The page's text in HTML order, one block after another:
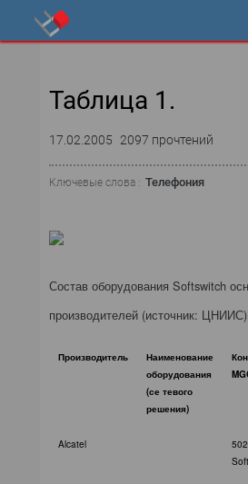
Таблица 1.
17.02.2005 2097 прочтений
Ключевые слова : Телефония
Состав оборудования Softswitch
производителей (источник:
Производитель
Наименование
оборудования
(се тевого
решения)
Alcatel